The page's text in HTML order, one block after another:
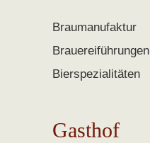
Braumanufaktur
Brauereiführungen
Bierspezialitäten
Gasthof